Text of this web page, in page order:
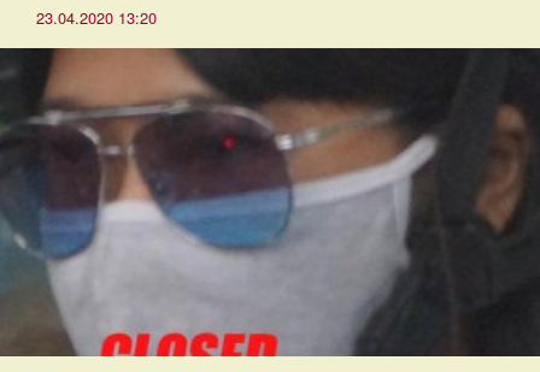
23.04.2020 13:20